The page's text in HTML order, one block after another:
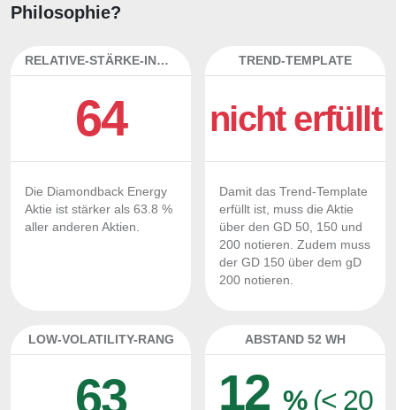
Philosophie?
RELATIVE-STÄRKE-INDEX
64
Die Diamondback Energy
Aktie ist stärker als 63.8 %
aller anderen Aktien.
TREND-TEMPLATE
nicht erfüllt
Damit das Trend-Template
erfüllt ist, muss die Aktie
über den GD 50, 150 und
200 notieren. Zudem muss
der GD 150 über dem gD
200 notieren.
LOW-VOLATILITY-RANG
63
ABSTAND 52 WH
12% (< 20